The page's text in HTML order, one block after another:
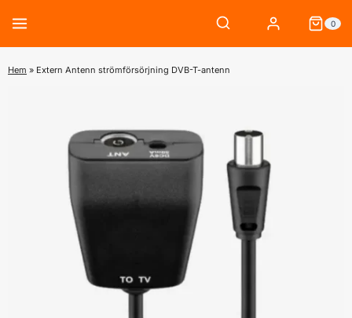
content
0
Hem » Extern Antenn strömförsörjning DVB-T-antenn